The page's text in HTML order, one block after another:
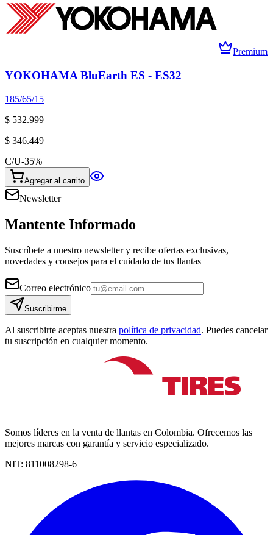
Premium
YOKOHAMA BluEarth ES - ES32
185/65/15
$ 532.999
$ 346.449
C/U-35%
Agregar al carrito
Newsletter
Mantente Informado
Suscríbete a nuestro newsletter y recibe ofertas exclusivas,
novedades y consejos para el cuidado de tus llantas
Correo electrónico
Suscribirme
Al suscribirte aceptas nuestra política de privacidad. Puedes cancelar
tu suscripción en cualquier momento.
Somos líderes en la venta de llantas en Colombia. Ofrecemos las
mejores marcas con garantía y servicio especializado.
NIT: 811008298-6